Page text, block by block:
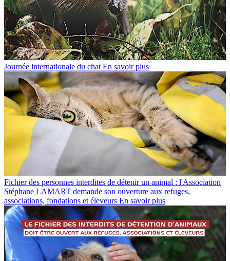
Journée internationale du chat En savoir plus
Fichier des personnes interdites de détenir un animal : l'Association
Stéphane LAMART demande son ouverture aux refuges,
associations, fondations et éleveurs En savoir plus